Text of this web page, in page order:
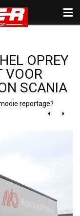
OPREY
VOOR
SCANIA
reportage?
 